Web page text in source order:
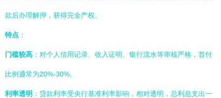
款后办理解押，获得完全产权。
特点 ：
门槛较高 ：对个人信用记录、收入证明、银行流水等审核严格，首付
比例通常为20%-30%。
利率透明 ：贷款利率受央行基准利率影响，相对透明，总利息支出一